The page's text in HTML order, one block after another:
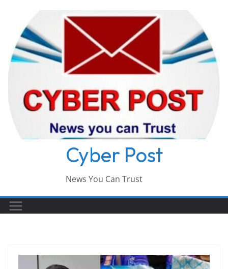
content
Cyber Post
News You Can Trust